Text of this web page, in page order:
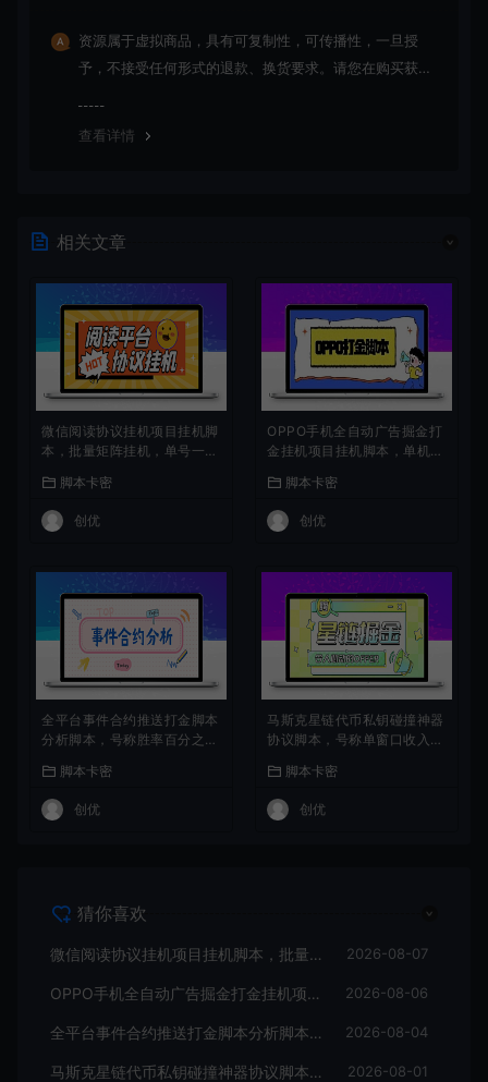
资源属于虚拟商品，具有可复制性，可传播性，一旦授
予，不接受任何形式的退款、换货要求。请您在购买获取
查看详情
相关文章
微信阅读协议挂机项目挂机脚
本，批量矩阵挂机，单号一天
脚本卡密
创优
OPPO手机全自动广告掘金打
金挂机项目挂机脚本，单机一
脚本卡密
创优
全平台事件合约推送打金脚本
分析脚本，号称胜率百分之9
脚本卡密
创优
马斯克星链代币私钥碰撞神器
协议脚本，号称单窗口收入四
脚本卡密
创优
猜你喜欢
微信阅读协议挂机项目挂机脚本，批量矩阵挂机，单号一天5+ 2026-08-07
OPPO手机全自动广告掘金打金挂机项目挂机脚本，单机一天9+可批量放大 2026-08-06
全平台事件合约推送打金脚本分析脚本，号称胜率百分之90以上 2026-08-04
马斯克星链代币私钥碰撞神器协议脚本，号称单窗口收入四位数 2026-08-01